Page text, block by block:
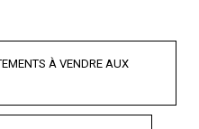
À VENDRE AUX